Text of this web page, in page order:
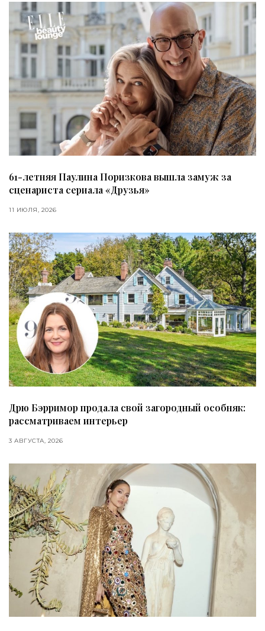
61-летняя Паулина Поризкова вышла замуж за
сценариста сериала «Друзья»
11 ИЮЛЯ, 2026
Дрю Бэрримор продала свой загородный особняк:
рассматриваем интерьер
3 АВГУСТА, 2026